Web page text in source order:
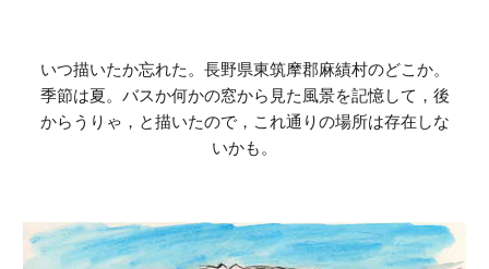
いつ描いたか忘れた。長野県東筑摩郡麻績村のどこか。
季節は夏。バスか何かの窓から見た風景を記憶して，後
からうりゃ，と描いたので，これ通りの場所は存在しな
いかも。